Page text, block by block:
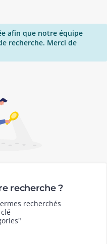
afin que notre équipe
recherche. Merci de
recherche ?
recherchés